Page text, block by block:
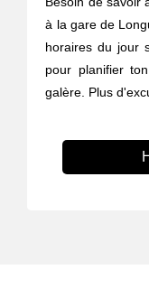
à la gare de
horaires du jour
pour planifier
galère. Plus